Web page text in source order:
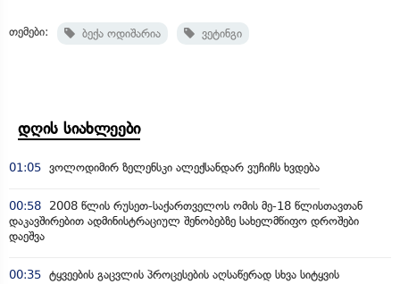
თემები: ბექა ოდიშარია ვეტინგი
დღის სიახლეები
01:05 ვოლოდიმირ ზელენსკი ალექსანდარ ვუჩიჩს ხვდება
00:58
2008 წლის რუსეთ-საქართველოს ომის მე-18 წლისთავთან
დაკავშირებით ადმინისტრაციულ შენობებზე სახელმწიფო დროშები
დაეშვა
00:35 ტყვეების გაცვლის პროცესების აღსაწერად სხვა სიტყვის